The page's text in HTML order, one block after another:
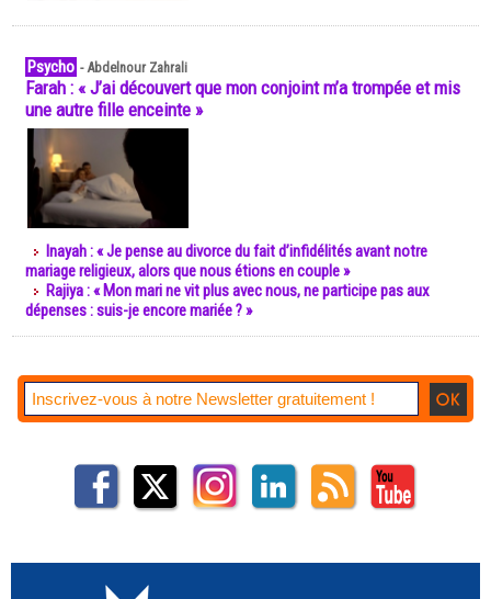
Psycho -Abdelnour Zahrali
Farah : « J’ai découvert que mon conjoint m’a trompée et mis
une autre fille enceinte »
Inayah : « Je pense au divorce du fait d’infidélités avant notre
mariage religieux, alors que nous étions en couple »
Rajiya : « Mon mari ne vit plus avec nous, ne participe pas aux
dépenses : suis-je encore mariée ? »